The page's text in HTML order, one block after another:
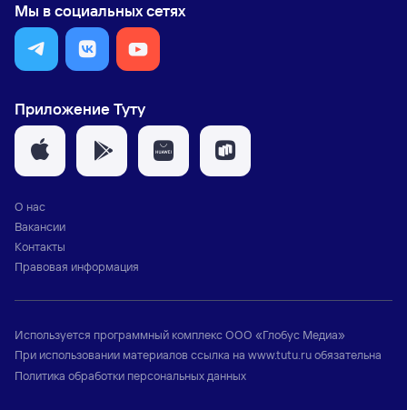
Мы в социальных сетях
Приложение Туту
О нас
Вакансии
Контакты
Правовая информация
Используется программный комплексООО «Глобус Медиа»
При использовании материалов ссылка на www.tutu.ruобязательна
Политика обработки персональных данных